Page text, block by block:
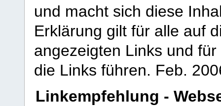
und macht sich diese
Erklärung gilt für alle auf
angezeigten Links und
die Links führen. Feb.
Linkempfehlung -